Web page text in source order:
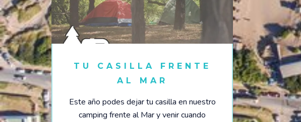
TU CASILLA FRENTE
AL MAR
Este año podes dejar tu casilla en nuestro
camping frente al Mar y venir cuando